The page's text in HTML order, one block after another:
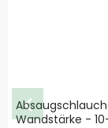
Absaugschlauch
Wandstärke -